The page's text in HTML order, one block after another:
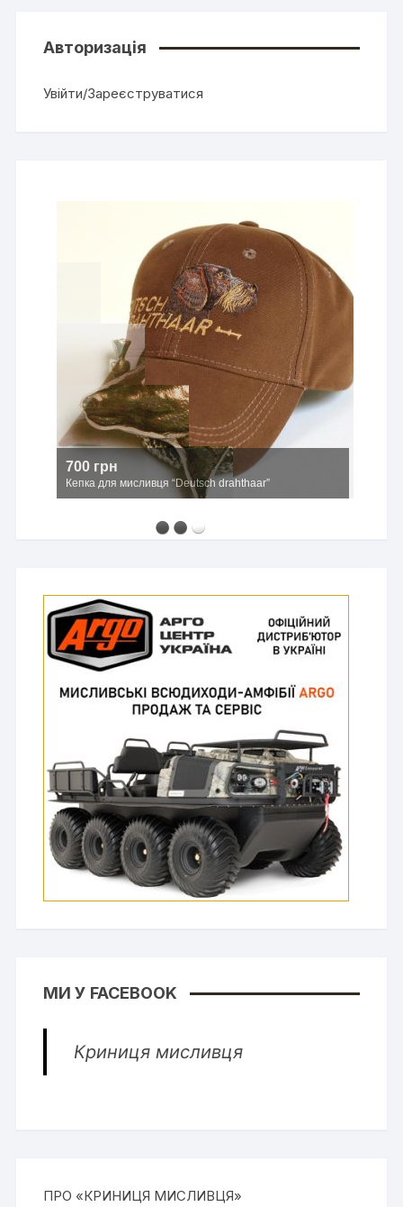
Авторизація
Увійти/Зареєструватися
700 грн
Кепка для мисливця “Deutsch drahthaar”
МИ У FACEBOOK
Криниця мисливця
ПРО «КРИНИЦЯ МИСЛИВЦЯ»